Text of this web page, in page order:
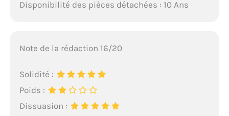
Disponibilité des pièces détachées : 10 Ans
Note de la rédaction 16/20
Solidité :
Poids :
Dissuasion :